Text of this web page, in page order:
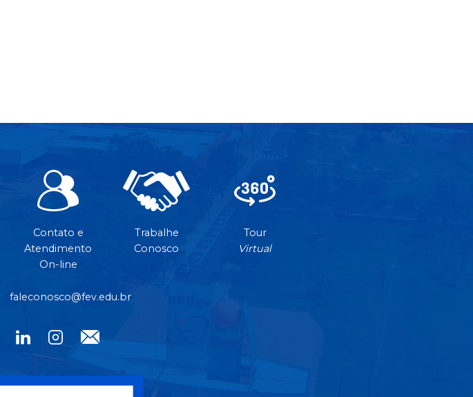
Contato e
Atendimento
On-line
Trabalhe
Conosco
Tour
Virtual
faleconosco@fev.edu.br